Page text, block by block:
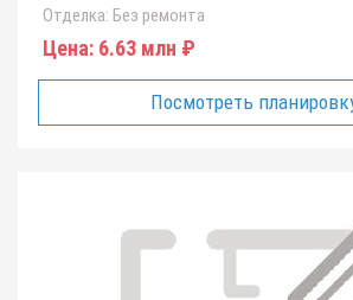
Отделка: Без ремонта
Цена: 6.63 млн ₽
Посмотреть